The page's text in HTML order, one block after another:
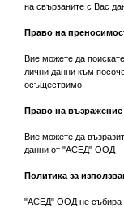
на свързаните с Вас
Право на
Вие можете да
лични данни към
осъществимо.
Право на възражение
Вие можете да
данни от "АСЕД" ООД
Политика за
"АСЕД" ООД не събира